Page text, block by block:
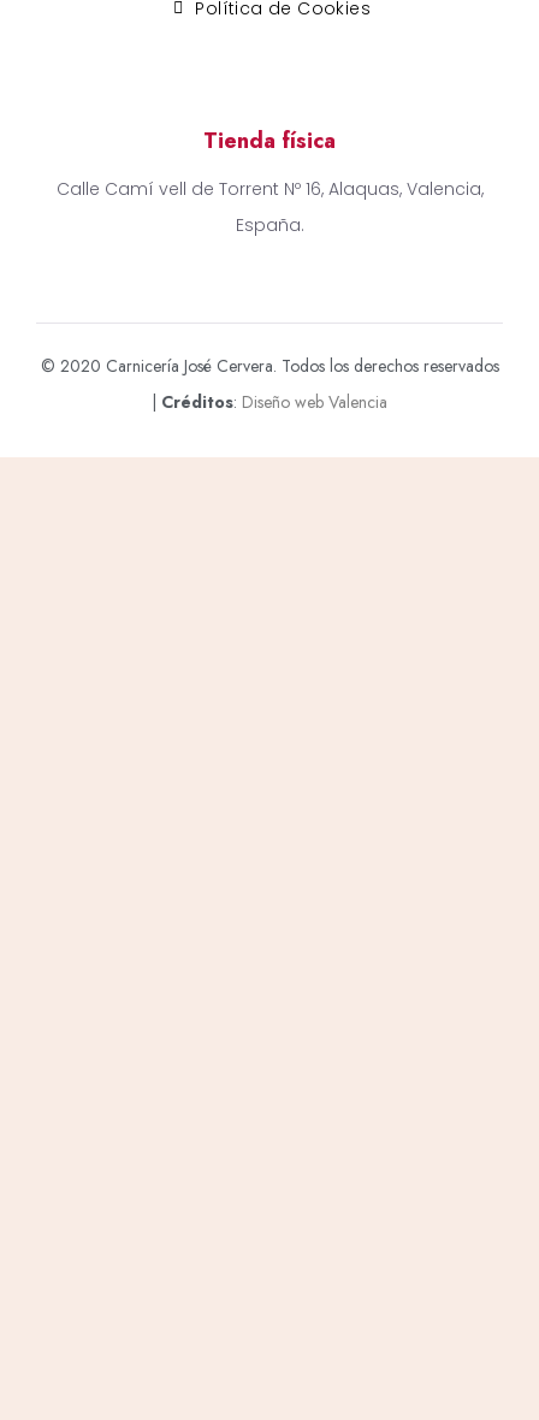
Política de Cookies
Tienda física
Calle Camí vell de Torrent Nº 16, Alaquas, Valencia,
España.
© 2020 Carnicería José Cervera. Todos los derechos reservados
| Créditos: Diseño web Valencia